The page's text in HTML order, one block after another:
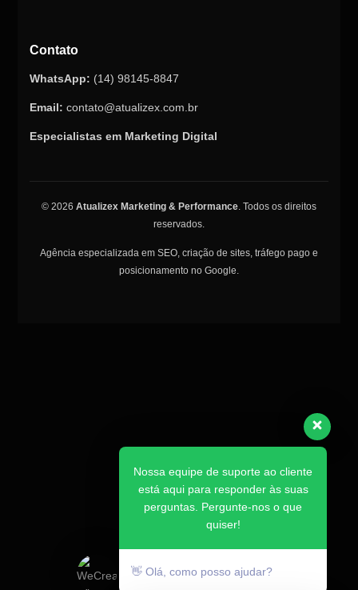
Contato
WhatsApp: (14) 98145-8847
Email: contato@atualizex.com.br
Especialistas em Marketing Digital
© 2026 Atualizex Marketing & Performance . Todos os direitos
reservados.
Agência especializada em SEO, criação de sites, tráfego pago e
posicionamento no Google.
Nossa equipe de suporte ao cliente
está aqui para responder às suas
perguntas. Pergunte-nos o que
quiser!
👋 Olá, como posso ajudar?